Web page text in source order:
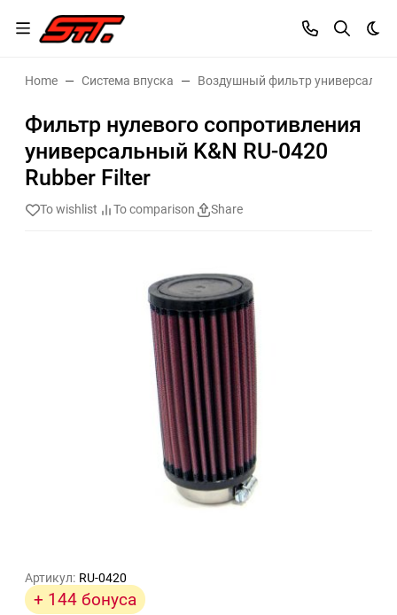
Home Система впуска Воздушный фильтр
Фильтр нулевого сопротивления
универсальный K&N RU-0420
Rubber Filter
To wishlist To comparison Share
Артикул: RU-0420
+ 144 бонуса